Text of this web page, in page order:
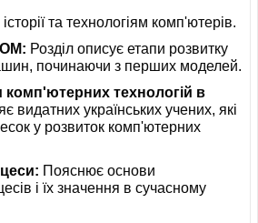
та технологіям комп'ютерів.
Розділ описує етапи розвитку
починаючи з перших моделей.
технологій в
видатних українських учених, які
у розвиток комп'ютерних
Пояснює основи
і їх значення в сучасному